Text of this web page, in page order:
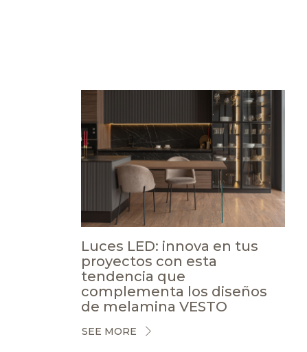
Luces LED: innova en tus
proyectos con esta
tendencia que
complementa los diseños
de melamina VESTO
SEE MORE